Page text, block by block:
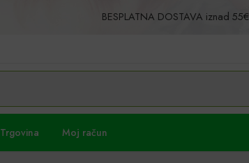
BESPLATNA DOSTAVA iznad 55€
Trgovina Moj račun